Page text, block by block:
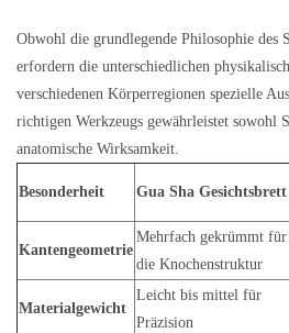
Obwohl die grundlegende Philosophie des
erfordern die unterschiedlichen
verschiedenen Körperregionen spezielle
richtigen Werkzeugs gewährleistet sowohl
anatomische Wirksamkeit.
Besonderheit Gua Sha Gesichtsbrett
Kantengeometrie
Mehrfach gekrümmt für
die Knochenstruktur
Materialgewicht
Leicht bis mittel für
Präzision